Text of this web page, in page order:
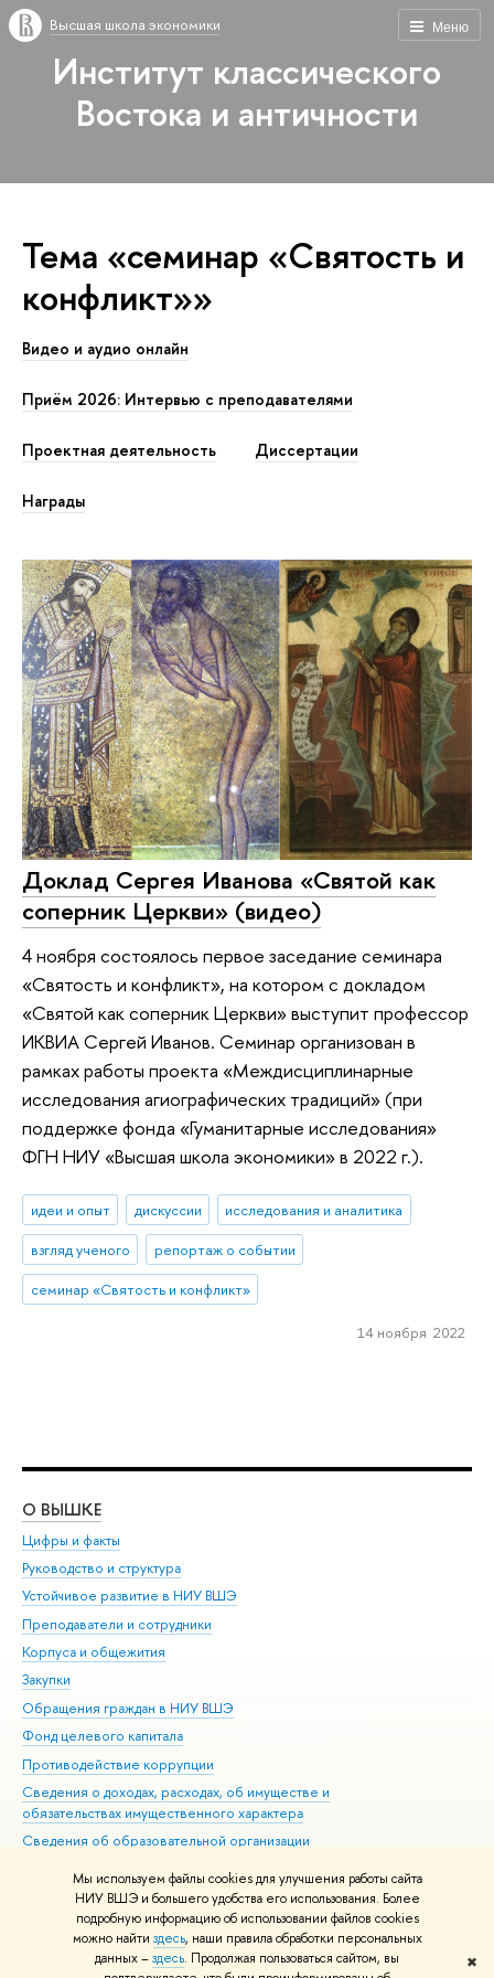
Мы используем файлы cookies для улучшения работы сайта
НИУ ВШЭ и большего удобства его использования. Более
подробную информацию об использовании файлов cookies
можно найти здесь, наши правила обработки персональных
данных –здесь. Продолжая пользоваться сайтом, вы
✖
Меню
Высшая школа экономики
Институт классического
Востока и античности
Тема «семинар «Святость и
конфликт»»
Видео и аудио онлайн
Приём 2026: Интервью с преподавателями
Проектная деятельность Диссертации
Награды
Доклад Сергея Иванова «Святой как
соперник Церкви» (видео)
4 ноября состоялось первое заседание семинара
«Святость и конфликт», на котором с докладом
«Святой как соперник Церкви» выступит профессор
ИКВИА Сергей Иванов. Семинар организован в
рамках работы проекта «Междисциплинарные
исследования агиографических традиций» (при
поддержке фонда «Гуманитарные исследования»
ФГН НИУ «Высшая школа экономики» в 2022 г.).
идеи и опыт дискуссии
исследования и аналитика
взгляд ученого
репортаж о событии
семинар «Святость и конфликт»
14 ноября 2022
О ВЫШКЕ
Цифры и факты
Руководство и структура
Устойчивое развитие в НИУ ВШЭ
Преподаватели и сотрудники
Корпуса и общежития
Закупки
Обращения граждан в НИУ ВШЭ
Фонд целевого капитала
Противодействие коррупции
Сведения о доходах, расходах, об имуществе и
обязательствах имущественного характера
Сведения об образовательной организации
Людям с ограниченными возможностями здоровья
Единая платежная страница
Работа в Вышке